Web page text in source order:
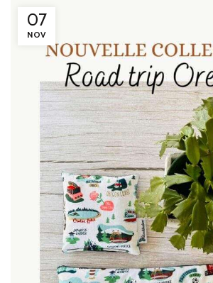
07
NOV